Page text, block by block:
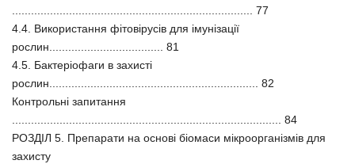
............................................................................ 77
4.4. Використання фітовірусів для імунізації
рослин.................................... 81
4.5. Бактеріофаги в захисті
рослин.................................................................. 82
Контрольні запитання
..................................................................................... 84
РОЗДІЛ 5. Препарати на основі біомаси мікроорганізмів для
захисту